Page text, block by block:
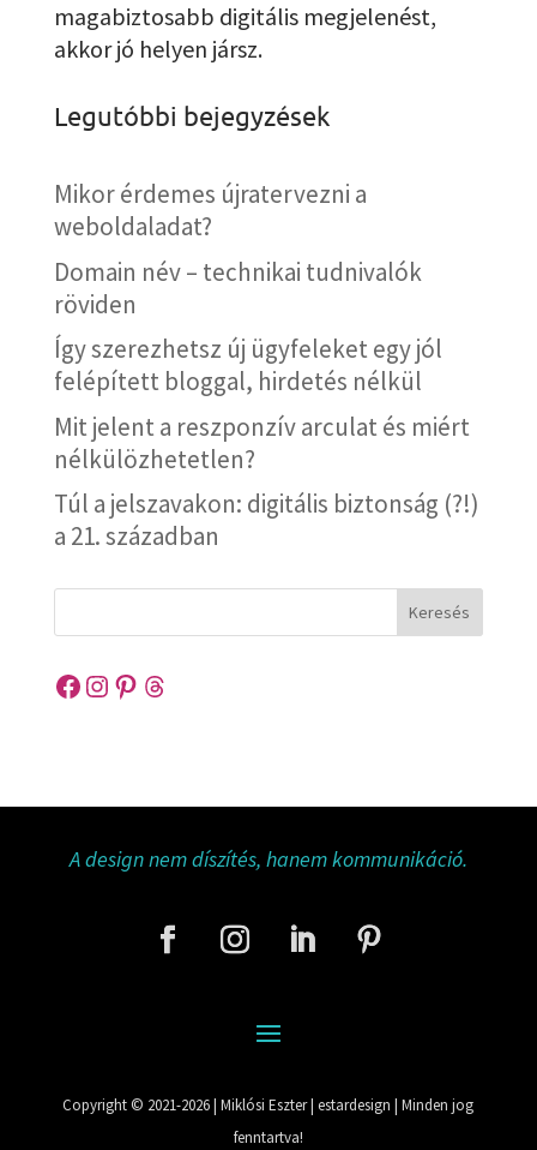
magabiztosabb digitális megjelenést,
akkor jó helyen jársz.
Legutóbbi bejegyzések
Mikor érdemes újratervezni a
weboldaladat?
Domain név – technikai tudnivalók
röviden
Így szerezhetsz új ügyfeleket egy jól
felépített bloggal, hirdetés nélkül
Mit jelent a reszponzív arculat és miért
nélkülözhetetlen?
Túl a jelszavakon: digitális biztonság (?!)
a 21. században
Keresés
Facebook
Instagram
Pinterest
Threads
A design nem díszítés, hanem kommunikáció.
Copyright © 2021-2026 | Miklósi Eszter | estardesign | Minden jog
fenntartva!